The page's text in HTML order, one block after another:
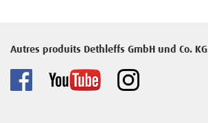
Autres produits Dethleffs GmbH und Co. KG